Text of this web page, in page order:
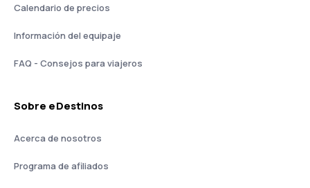
Calendario de precios
Información del equipaje
FAQ - Consejos para viajeros
Sobre eDestinos
Acerca de nosotros
Programa de afiliados